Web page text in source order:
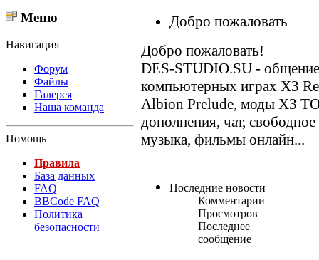
Меню
Навигация
Форум
Файлы
Галерея
Наша команда
Помощь
Правила
База данных
FAQ
BBCode FAQ
Политика
безопасности
Добро пожаловать
Добро пожаловать!
DES-STUDIO.SU - общение
компьютерных играх X3
Albion Prelude, моды X3
дополнения, чат,
музыка, фильмы онлайн...
Последние новости
Комментарии
Просмотров
Последнее
сообщение